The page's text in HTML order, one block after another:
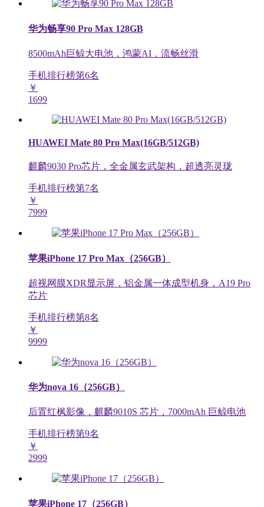
华为畅享90 Pro Max 128GB
8500mAh巨鲸大电池，鸿蒙AI，流畅丝滑
手机排行榜第6名
￥
1699
HUAWEI Mate 80 Pro Max(16GB/512GB)
麒麟9030 Pro芯片，全金属玄武架构，超透亮灵珑
手机排行榜第7名
￥
7999
苹果iPhone 17 Pro Max（256GB）
超视网膜XDR显示屏，铝金属一体成型机身，A19 Pro
芯片
手机排行榜第8名
￥
9999
华为nova 16（256GB）
后置红枫影像，麒麟9010S 芯片，7000mAh 巨鲸电池
手机排行榜第9名
￥
2999
苹果iPhone 17（256GB）